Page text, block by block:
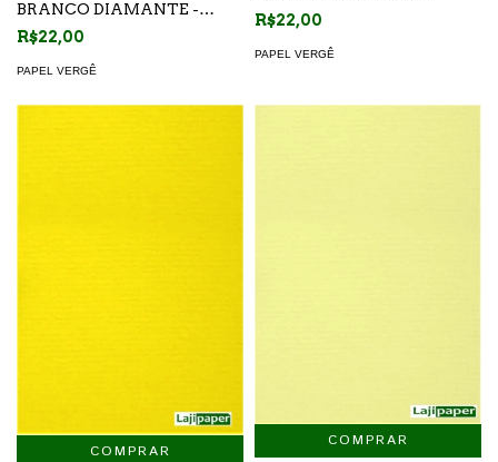
BRANCO DIAMANTE -
50FLS
R$22,00
PAPEL VERGÊ
R$22,00
PAPEL VERGÊ
COMPRAR
COMPRAR